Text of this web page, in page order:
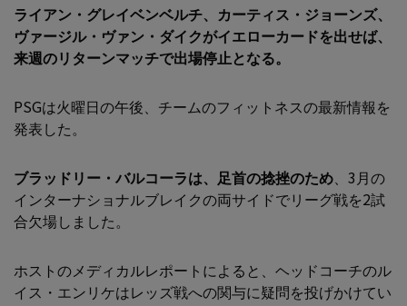
ライアン・グレイベンベルチ、カーティス・ジョーンズ、
ヴァージル・ヴァン・ダイクがイエローカードを出せば、
来週のリターンマッチで出場停止となる。
PSGは火曜日の午後、チームのフィットネスの最新情報を
発表した。
ブラッドリー・バルコーラは、足首の捻挫のため、3月の
インターナショナルブレイクの両サイドでリーグ戦を2試
合欠場しました。
ホストのメディカルレポートによると、ヘッドコーチのル
イス・エンリケはレッズ戦への関与に疑問を投げかけてい